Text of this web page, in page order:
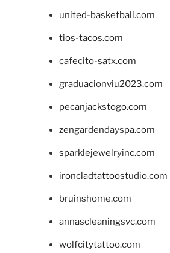
united-basketball.com
tios-tacos.com
cafecito-satx.com
graduacionviu2023.com
pecanjackstogo.com
zengardendayspa.com
sparklejewelryinc.com
ironcladtattoostudio.com
bruinshome.com
annascleaningsvc.com
wolfcitytattoo.com